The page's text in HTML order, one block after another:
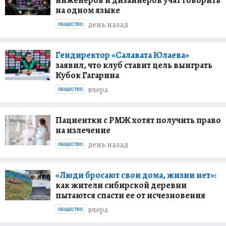
на одном языке
день назад
ОБЩЕСТВО
Гендиректор «Салавата Юлаева»
заявил, что клуб ставит цель выиграть
Кубок Гагарина
вчера
ОБЩЕСТВО
Пациентки с РМЖ хотят получить право
на излечение
день назад
ОБЩЕСТВО
«Люди бросают свои дома, жизни нет»:
как жители сибирской деревни
пытаются спасти ее от исчезновения
вчера
ОБЩЕСТВО